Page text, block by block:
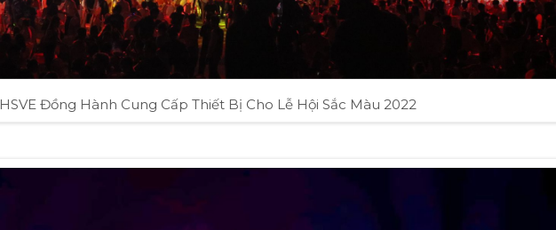
HSVE Đồng Hành Cung Cấp Thiết Bị Cho Lễ Hội Sắc Màu 2022